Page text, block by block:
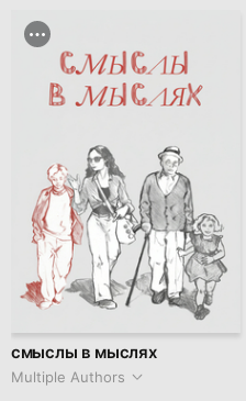
смыслы в мыслях
Multiple Authors